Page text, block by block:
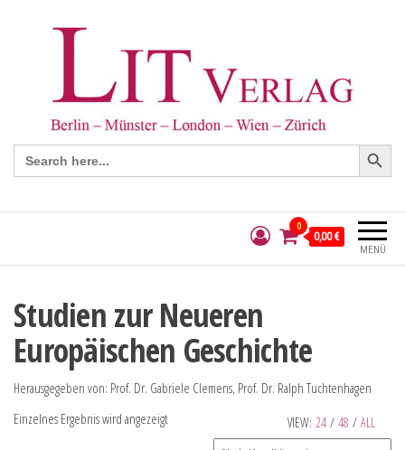
Search
for:
Search Button
MENÜ
0
0,00 €
Studien zur Neueren
Europäischen Geschichte
Herausgegeben von: Prof. Dr. Gabriele Clemens, Prof. Dr. Ralph Tuchtenhagen
VIEW: 24 / 48 / ALL
Einzelnes Ergebnis wird angezeigt